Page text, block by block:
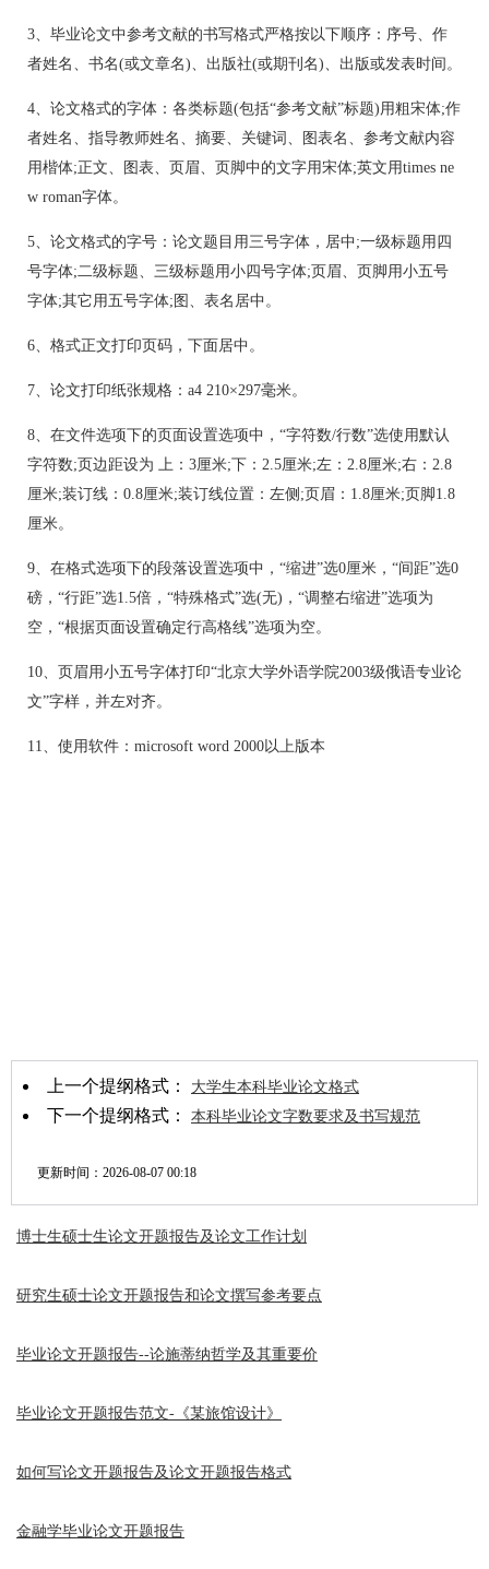
3、毕业论文中参考文献的书写格式严格按以下顺序：序号、作
者姓名、书名(或文章名)、出版社(或期刊名)、出版或发表时间。
4、论文格式的字体：各类标题(包括“参考文献”标题)用粗宋体;作
者姓名、指导教师姓名、摘要、关键词、图表名、参考文献内容
用楷体;正文、图表、页眉、页脚中的文字用宋体;英文用times ne
w roman字体。
5、论文格式的字号：论文题目用三号字体，居中;一级标题用四
号字体;二级标题、三级标题用小四号字体;页眉、页脚用小五号
字体;其它用五号字体;图、表名居中。
6、格式正文打印页码，下面居中。
7、论文打印纸张规格：a4 210×297毫米。
8、在文件选项下的页面设置选项中，“字符数/行数”选使用默认
字符数;页边距设为 上：3厘米;下：2.5厘米;左：2.8厘米;右：2.8
厘米;装订线：0.8厘米;装订线位置：左侧;页眉：1.8厘米;页脚1.8
厘米。
9、在格式选项下的段落设置选项中，“缩进”选0厘米，“间距”选0
磅，“行距”选1.5倍，“特殊格式”选(无)，“调整右缩进”选项为
空，“根据页面设置确定行高格线”选项为空。
10、页眉用小五号字体打印“北京大学外语学院2003级俄语专业论
文”字样，并左对齐。
11、使用软件：microsoft word 2000以上版本
上一个提纲格式： 大学生本科毕业论文格式
下一个提纲格式： 本科毕业论文字数要求及书写规范
更新时间： 2026-08-07 00:18
博士生硕士生论文开题报告及论文工作计划
研究生硕士论文开题报告和论文撰写参考要点
毕业论文开题报告--论施蒂纳哲学及其重要价
毕业论文开题报告范文-《某旅馆设计》
如何写论文开题报告及论文开题报告格式
金融学毕业论文开题报告